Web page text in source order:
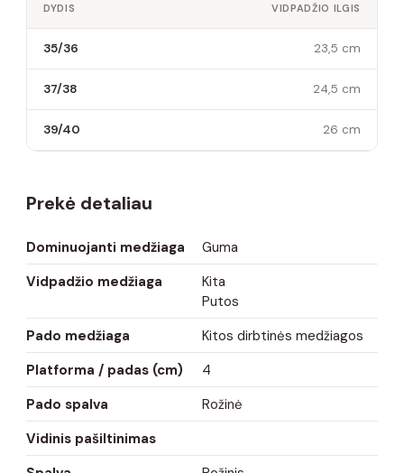
DYDIS VIDPADŽIO ILGIS
35/36 23,5 cm
37/38 24,5 cm
39/40 26 cm
Prekė detaliau
Dominuojanti medžiaga
Guma
Vidpadžio medžiaga
Kita
Putos
Pado medžiaga
Kitos dirbtinės medžiagos
Platforma / padas (cm)
4
Pado spalva
Rožinė
Vidinis pašiltinimas